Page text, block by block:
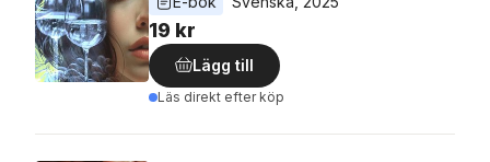
19 kr
Lägg till
Läs direkt efter köp